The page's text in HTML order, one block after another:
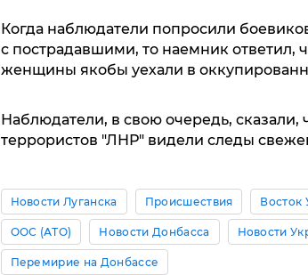
Когда наблюдатели попросили
с пострадавшими, то наемник ответил,
женщины якобы уехали в
Наблюдатели, в свою очередь, сказали,
террористов "ЛНР" видели следы
Новости Луганска Происшествия Восток
ООС (АТО) Новости Донбасса Новости
Перемирие на Донбассе